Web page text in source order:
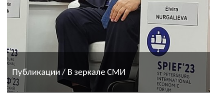
Публикации / В зеркале СМИ